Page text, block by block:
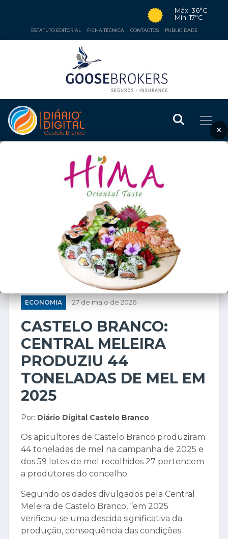
Máx: 36°C
Mín: 17°C
ESTATUTO EDITORIAL FICHA TÉCNICA CONTACTOS PUBLICIDADE
×
ECONOMIA 27 de maio de 2026
CASTELO BRANCO:
CENTRAL MELEIRA
PRODUZIU 44
TONELADAS DE MEL EM
2025
Por: Diário Digital Castelo Branco
Os apicultores de Castelo Branco produziram
44 toneladas de mel na campanha de 2025 e
dos 59 lotes de mel recolhidos 27 pertencem
a produtores do concelho.
Segundo os dados divulgados pela Central
Meleira de Castelo Branco, “em 2025
verificou-se uma descida significativa da
produção, consequência das condições